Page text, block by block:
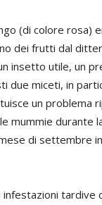
(di colore rosa)
dei frutti dal
insetto utile, un
due miceti, in
un problema
mummie durante
di settembre
tardive